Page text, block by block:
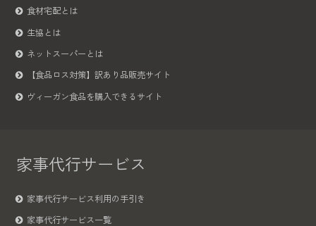
食材宅配とは
生協とは
ネットスーパーとは
【食品ロス対策】訳あり品販売サイト
ヴィーガン食品を購入できるサイト
家事代行サービス
家事代行サービス利用の手引き
家事代行サービス一覧